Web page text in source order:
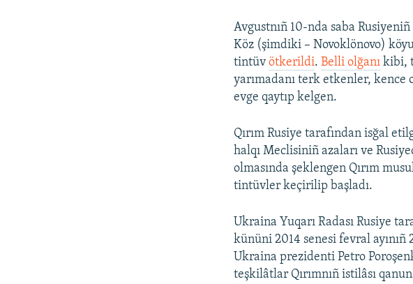
Avgustnıñ 10-nda saba
Köz (şimdiki – Novoklönovo)
tintüvötkerildi.Belli olğanı kibi,
yarımadanı terk etkenler, kence
evge qaytıp kelgen.
Qırım Rusiye tarafından isğal
halqı Meclisiniñ azaları ve
olmasında şeklengen Qırım
tintüvler keçirilip başladı.
Ukraina Yuqarı Radası Rusiye
kününi 2014 senesi fevral
Ukraina prezidenti Petro
teşkilâtlar Qırımnıñ istilâsı